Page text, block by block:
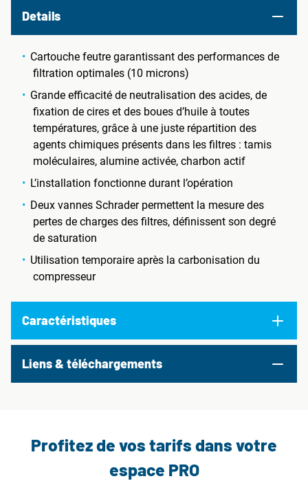
Details
Cartouche feutre garantissant des performances de
filtration optimales (10 microns)
Grande efficacité de neutralisation des acides, de
fixation de cires et des boues d’huile à toutes
températures, grâce à une juste répartition des
agents chimiques présents dans les filtres : tamis
moléculaires, alumine activée, charbon actif
L’installation fonctionne durant l’opération
Deux vannes Schrader permettent la mesure des
pertes de charges des filtres, définissent son degré
de saturation
Utilisation temporaire après la carbonisation du
compresseur
Caractéristiques
Liens & téléchargements
Profitez de vos tarifs dans votre
espace PRO